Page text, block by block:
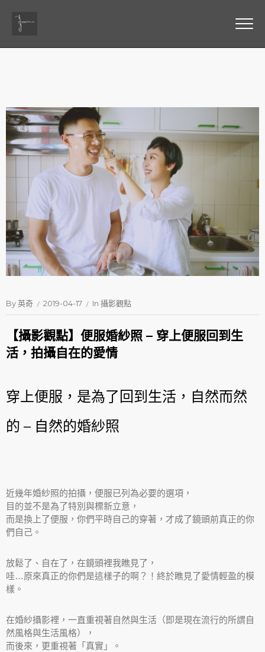
By英奇 2019-04-17 In 攝影觀點
【攝影觀點】便服婚紗照 – 穿上便服回到生
活，拍攝自在的愛情
穿上便服，是為了回到生活，自然而然
的 – 自然的婚紗照
近幾年婚紗照的拍攝，便服已列為必要的選項，
目的並不是為了特別與標新立意，
而是換上了便服，你們平時自己的穿著，才成了鏡頭前真正的你
們自己。
放鬆了、自在了，在鏡頭裡我瞧見了，
哇…原來真正的你們是這樣子的啊？！終於瞧見了愛情輕盈的模
樣。
在婚紗攝影裡，一直重視著自然與生活（即是現在流行的所謂自
然風格與生活風格），
而後來，更重視著「真實」。